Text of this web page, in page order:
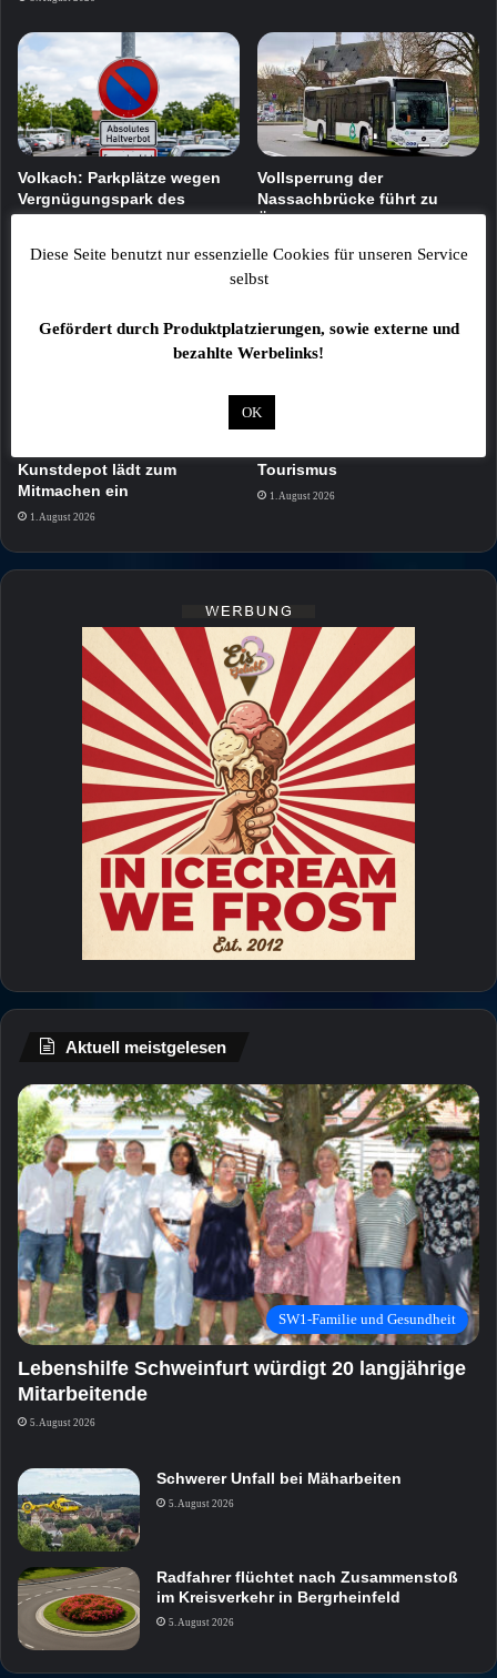
Volkach: Parkplätze wegen
Vergnügungspark des
Weinfests gesperrt
3. August 2026
Vollsperrung der
Nassachbrücke führt zu
Änderungen im Busverkehr
1. August 2026
Kunstdepot lädt zum
Mitmachen ein
1. August 2026
Bäderland Bayerische Rhön
Tourismus
1. August 2026
Aktuell meistgelesen
SW1-Familie und Gesundheit
Lebenshilfe Schweinfurt würdigt 20 langjährige
Mitarbeitende
5. August 2026
Schwerer Unfall bei Mäharbeiten
5. August 2026
Radfahrer flüchtet nach Zusammenstoß
im Kreisverkehr in Bergrheinfeld
5. August 2026
Diese Seite benutzt nur essenzielle Cookies für unseren Service
selbst
Gefördert durch Produktplatzierungen, sowie externe und
bezahlte Werbelinks!
OK